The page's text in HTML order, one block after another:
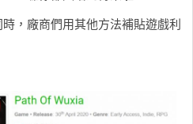
，廠商們用其他方法補貼遊戲利